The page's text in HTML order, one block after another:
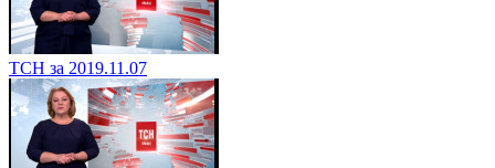
ТСН за 2019.11.09